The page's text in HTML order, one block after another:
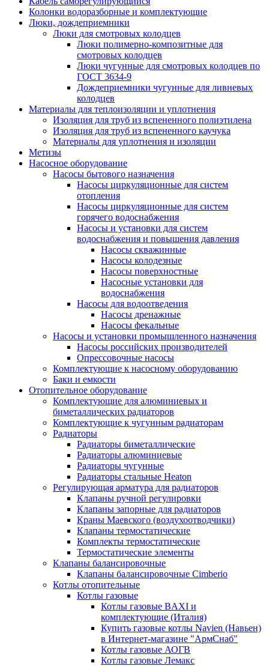
Колонки водоразборные и комплектующие
Люки, дождеприемники
Люки для смотровых колодцев
Люки полимерно-композитные для
смотровых колодцев
Люки чугунные для смотровых колодцев по
ГОСТ 3634-9
Дождеприемники чугунные для ливневых
колодцев
Материалы для теплоизоляции и уплотнения
Изоляция для труб из вспененного полиэтилена
Изоляция для труб из вспененного каучука
Материалы для уплотнения и изоляции
Метизы
Насосное оборудование
Насосы бытового назначения
Насосы циркуляционные для систем
отопления
Насосы циркуляционные для систем
горячего водоснабжения
Насосы и установки для систем
водоснабжения и повышения давления
Насосы скважинные
Насосы колодезные
Насосы поверхностные
Насосные установки для
водоснабжения
Насосы для водоотведения
Насосы дренажные
Насосы фекальные
Насосы и установки промышленного назначения
Насосы российских производителей
Опрессовочные насосы
Комплектующие к насосному оборудованию
Баки и емкости
Отопительное оборудование
Комплектующие для алюминиевых и
биметаллических радиаторов
Комплектующие к чугунным радиаторам
Радиаторы
Радиаторы биметаллические
Радиаторы алюминиевые
Радиаторы чугунные
Радиаторы стальные Heaton
Регулирующая арматура для радиаторов
Клапаны ручной регулировки
Клапаны запорные для радиаторов
Краны Маевского (воздухоотводчики)
Клапаны термостатические
Комплекты термостатические
Термостатические элементы
Клапаны балансировочные
Клапаны балансировочные Cimberio
Котлы отопительные
Котлы газовые
Котлы газовые BAXI и
комплектующие (Италия)
Купить газовые котлы Navien (Навьен)
в Интернет-магазине "АрмСнаб"
Котлы газовые АОГВ
Котлы газовые Лемакс